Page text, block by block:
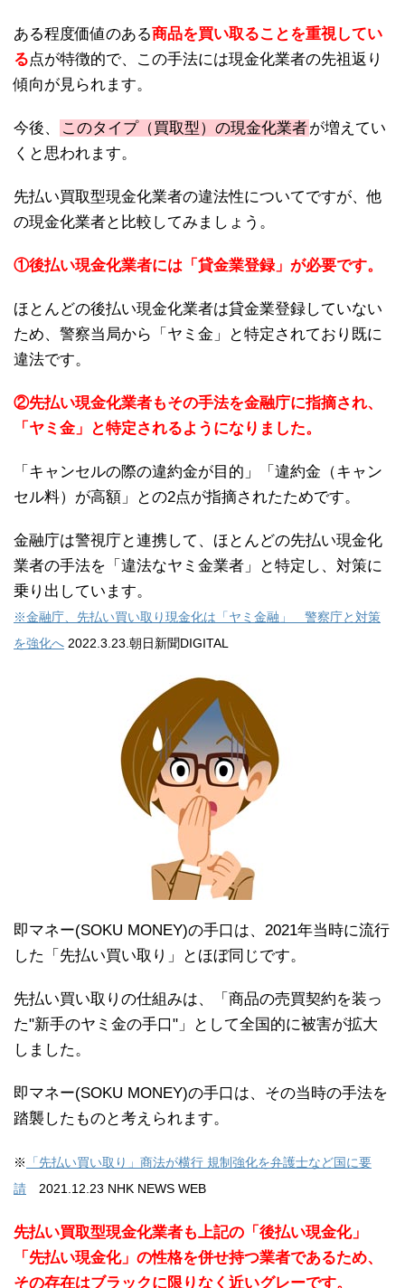
ある程度価値のある商品を買い取ることを重視してい
る点が特徴的で、この手法には現金化業者の先祖返り
傾向が見られます。
今後、 このタイプ（買取型）の現金化業者が増えてい
くと思われます。
先払い買取型現金化業者の違法性についてですが、他
の現金化業者と比較してみましょう。
①後払い現金化業者には「貸金業登録」が必要です。
ほとんどの後払い現金化業者は貸金業登録していない
ため、警察当局から「ヤミ金」と特定されており既に
違法です。
②先払い現金化業者もその手法を金融庁に指摘され、
「ヤミ金」と特定されるようになりました。
「キャンセルの際の違約金が目的」「違約金（キャン
セル料）が高額」との2点が指摘されたためです。
金融庁は警視庁と連携して、ほとんどの先払い現金化
業者の手法を「違法なヤミ金業者」と特定し、対策に
乗り出しています。
※金融庁、先払い買い取り現金化は「ヤミ金融」 警察庁と対策
を強化へ 2022.3.23.朝日新聞DIGITAL
即マネー(SOKU MONEY)の手口は、2021年当時に流行
した「先払い買い取り」とほぼ同じです。
先払い買い取りの仕組みは、「商品の売買契約を装っ
た"新手のヤミ金の手口"」として全国的に被害が拡大
しました。
即マネー(SOKU MONEY)の手口は、その当時の手法を
踏襲したものと考えられます。
※
「先払い買い取り」商法が横行 規制強化を弁護士など国に要
請 2021.12.23 NHK NEWS WEB
先払い買取型現金化業者も上記の「後払い現金化」
「先払い現金化」の性格を併せ持つ業者であるため、
その存在はブラックに限りなく近いグレーです。